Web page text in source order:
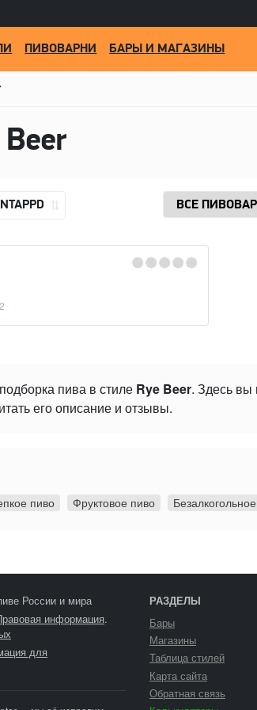
ПИВОВАРНИ БАРЫ И МАГАЗИНЫ
Beer
пива в стиле Rye Beer. Здесь вы
его описание и отзывы.
пиво Фруктовое пиво
России и мира
информация.
для
РАЗДЕЛЫ
Бары
Магазины
Таблица стилей
Карта сайта
Обратная связь